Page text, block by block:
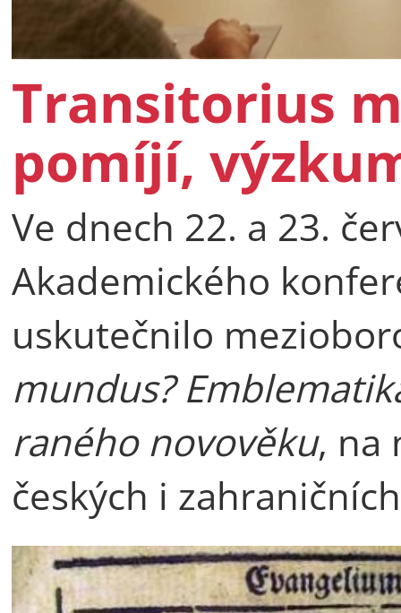
Transitorius
pomíjí,
Ve dnech 22. a 23.
Akademického
uskutečnilo
mundus?
raného novověku, na
českých i